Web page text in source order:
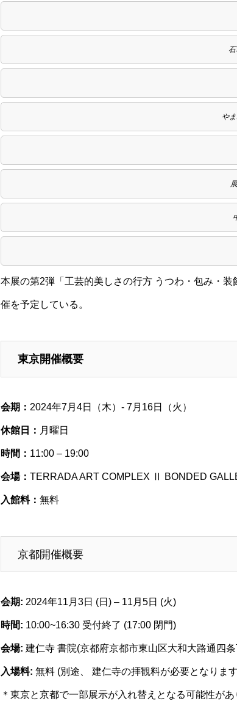
や
本展の第2弾「工芸的美しさの行方 うつわ・包み・
催を予定している。
東京開催概要
会期： 2024年7月4日（木）- 7月16日（火）
休館日： 月曜日
時間： 11:00 – 19:00
会場： TERRADA ART COMPLEX Ⅱ BONDED
入館料： 無料
京都開催概要
会期: 2024年11月3日 (日) – 11月5日 (火)
時間: 10:00~16:30 受付終了 (17:00 閉門)
会場: 建仁寺 書院(京都府京都市東山区大和大路通四
入場料: 無料 (別途、 建仁寺の拝観料が必要となりま
＊東京と京都で一部展示が入れ替えとなる可能性があ